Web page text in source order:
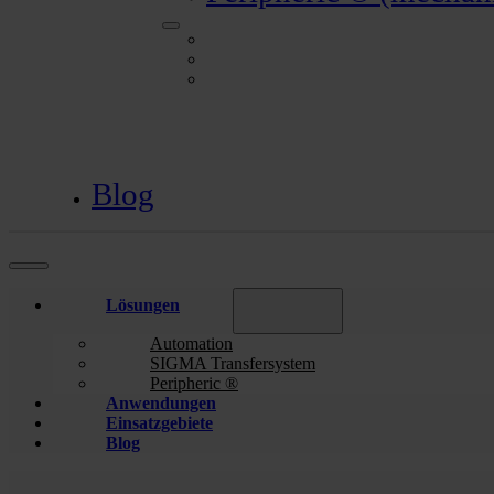
Blog
Lösungen
Automation
SIGMA Transfersystem
Peripheric ®
Anwendungen
Einsatzgebiete
Blog